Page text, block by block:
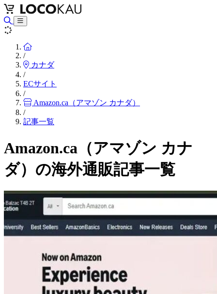
Home
/
カナダ
/
ECサイト
/
Amazon.ca（アマゾン カナダ）
/
記事一覧
Amazon.ca（アマゾン カナ
ダ）の海外通販記事一覧